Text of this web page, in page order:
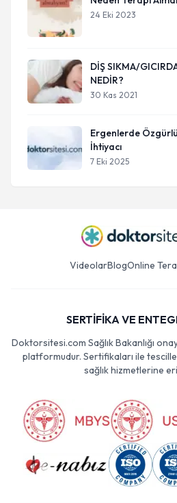
24 Eki 2023
DİŞ SIKMA/
NEDİR?
30 Kas 2021
Ergenlerde
İhtiyacı
7 Eki 2025
VideolarBlogOnline
SERTİFİKA VE
Doktorsitesi.com Sağlık Bakanlığı
platformudur. Sertifikaları ile
sağlık hizmetlerine